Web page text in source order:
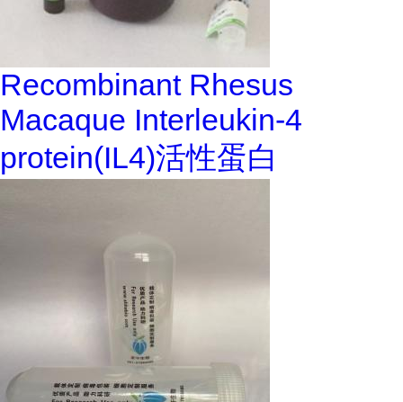
Recombinant Rhesus
Macaque Interleukin-4
protein(IL4)活性蛋白